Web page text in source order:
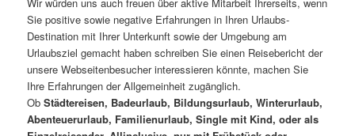
Sie positive sowie negative Erfahrungen in Ihren Urlaubs-
Destination mit Ihrer Unterkunft sowie der Umgebung am
Urlaubsziel gemacht haben schreiben Sie einen Reisebericht der
unsere Webseitenbesucher interessieren könnte, machen Sie
Ihre Erfahrungen der Allgemeinheit zugänglich.
ObStädtereisen, Badeurlaub, Bildungsurlaub, Winterurlaub,
Abenteuerurlaub, Familienurlaub, Single mit Kind, oder als